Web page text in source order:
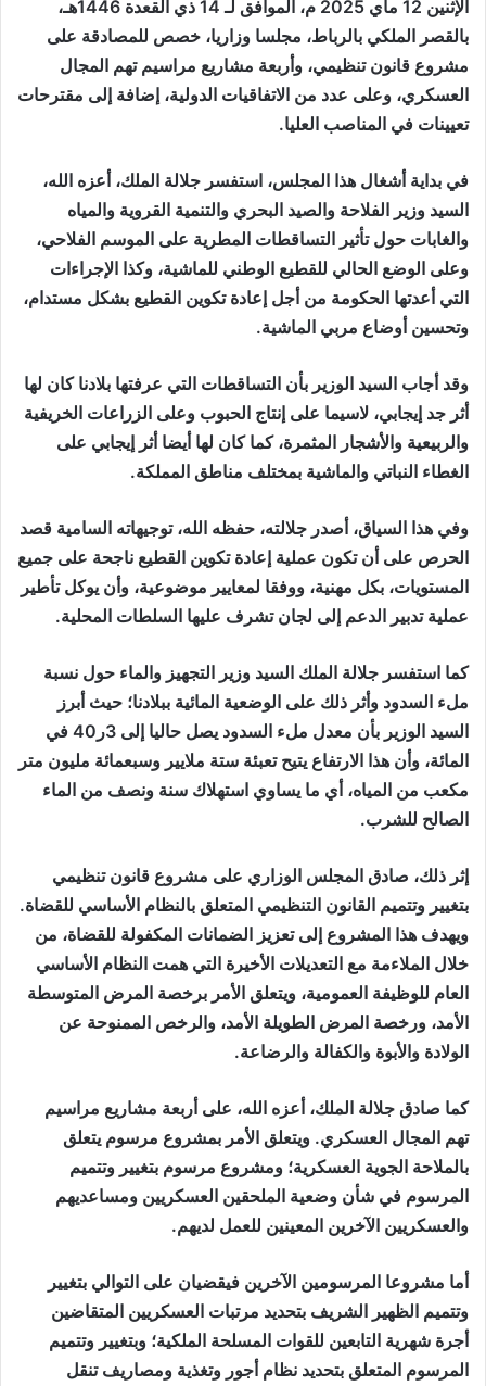
الإثنين 12 ماي 2025 م، الموافق لـ 14 ذي القعدة 1446هـ،
بالقصر الملكي بالرباط، مجلسا وزاريا، خصص للمصادقة على
مشروع قانون تنظيمي، وأربعة مشاريع مراسيم تهم المجال
العسكري، وعلى عدد من الاتفاقيات الدولية، إضافة إلى مقترحات
تعيينات في المناصب العليا.
في بداية أشغال هذا المجلس، استفسر جلالة الملك، أعزه الله،
السيد وزير الفلاحة والصيد البحري والتنمية القروية والمياه
والغابات حول تأثير التساقطات المطرية على الموسم الفلاحي،
وعلى الوضع الحالي للقطيع الوطني للماشية، وكذا الإجراءات
التي أعدتها الحكومة من أجل إعادة تكوين القطيع بشكل مستدام،
وتحسين أوضاع مربي الماشية.
وقد أجاب السيد الوزير بأن التساقطات التي عرفتها بلادنا كان لها
أثر جد إيجابي، لاسيما على إنتاج الحبوب وعلى الزراعات الخريفية
والربيعية والأشجار المثمرة، كما كان لها أيضا أثر إيجابي على
الغطاء النباتي والماشية بمختلف مناطق المملكة.
وفي هذا السياق، أصدر جلالته، حفظه الله، توجيهاته السامية قصد
الحرص على أن تكون عملية إعادة تكوين القطيع ناجحة على جميع
المستويات، بكل مهنية، ووفقا لمعايير موضوعية، وأن يوكل تأطير
عملية تدبير الدعم إلى لجان تشرف عليها السلطات المحلية.
كما استفسر جلالة الملك السيد وزير التجهيز والماء حول نسبة
ملء السدود وأثر ذلك على الوضعية المائية ببلادنا؛ حيث أبرز
السيد الوزير بأن معدل ملء السدود يصل حاليا إلى 3ر40 في
المائة، وأن هذا الارتفاع يتيح تعبئة ستة ملايير وسبعمائة مليون متر
مكعب من المياه، أي ما يساوي استهلاك سنة ونصف من الماء
الصالح للشرب.
إثر ذلك، صادق المجلس الوزاري على مشروع قانون تنظيمي
بتغيير وتتميم القانون التنظيمي المتعلق بالنظام الأساسي للقضاة.
ويهدف هذا المشروع إلى تعزيز الضمانات المكفولة للقضاة، من
خلال الملاءمة مع التعديلات الأخيرة التي همت النظام الأساسي
العام للوظيفة العمومية، ويتعلق الأمر برخصة المرض المتوسطة
الأمد، ورخصة المرض الطويلة الأمد، والرخص الممنوحة عن
الولادة والأبوة والكفالة والرضاعة.
كما صادق جلالة الملك، أعزه الله، على أربعة مشاريع مراسيم
تهم المجال العسكري. ويتعلق الأمر بمشروع مرسوم يتعلق
بالملاحة الجوية العسكرية؛ ومشروع مرسوم بتغيير وتتميم
المرسوم في شأن وضعية الملحقين العسكريين ومساعديهم
والعسكريين الآخرين المعينين للعمل لديهم.
أما مشروعا المرسومين الآخرين فيقضيان على التوالي بتغيير
وتتميم الظهير الشريف بتحديد مرتبات العسكريين المتقاضين
أجرة شهرية التابعين للقوات المسلحة الملكية؛ وبتغيير وتتميم
المرسوم المتعلق بتحديد نظام أجور وتغذية ومصاريف تنقل